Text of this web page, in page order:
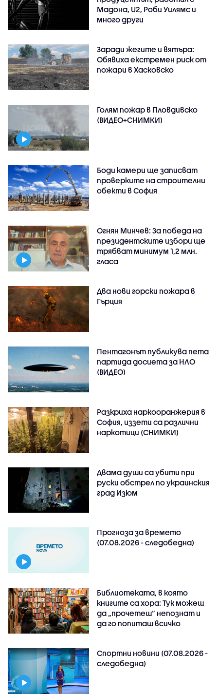
Мадона, U2, Роби Уилямс и
много други
Заради жегите и вятъра:
Обявиха екстремен риск от
пожари в Хасковско
Голям пожар в Пловдивско
(ВИДЕО+СНИМКИ)
Боди камери ще записват
проверките на строителни
обекти в София
Огнян Минчев: За победа на
президентските избори ще
трябват минимум 1,2 млн.
гласа
Два нови горски пожара в
Гърция
Пентагонът публикува пета
партида досиета за НЛО
(ВИДЕО)
Разкриха наркооранжерия в
София, иззети са различни
наркотици (СНИМКИ)
Двама души са убити при
руски обстрeл по украинския
град Изюм
Прогноза за времето
(07.08.2026 - следобедна)
Библиотеката, в която
книгите са хора: Тук можеш
да „прочетеш“ непознат и
да го попиташ всичко
Спортни новини (07.08.2026 -
следобедна)